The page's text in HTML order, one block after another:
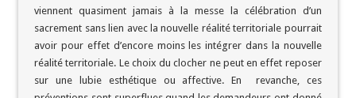
viennent quasiment jamais à la messe la célébration d’un
sacrement sans lien avec la nouvelle réalité territoriale pourrait
avoir pour effet d’encore moins les intégrer dans la nouvelle
réalité territoriale. Le choix du clocher ne peut en effet reposer
sur une lubie esthétique ou affective. En revanche, ces